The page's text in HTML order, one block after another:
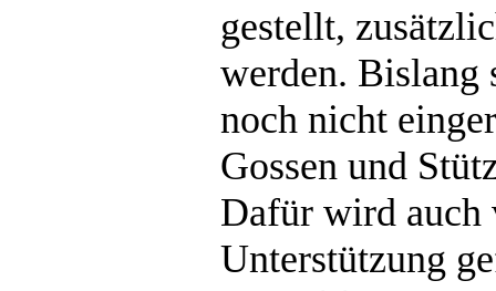
gestellt,
werden. Bislang
noch nicht
Gossen und
Dafür wird auch
Unterstützung